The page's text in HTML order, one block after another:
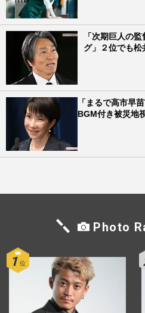
「次期巨人の
グ」２位でも
「まるで高市早
BGM付き被災地
Photo